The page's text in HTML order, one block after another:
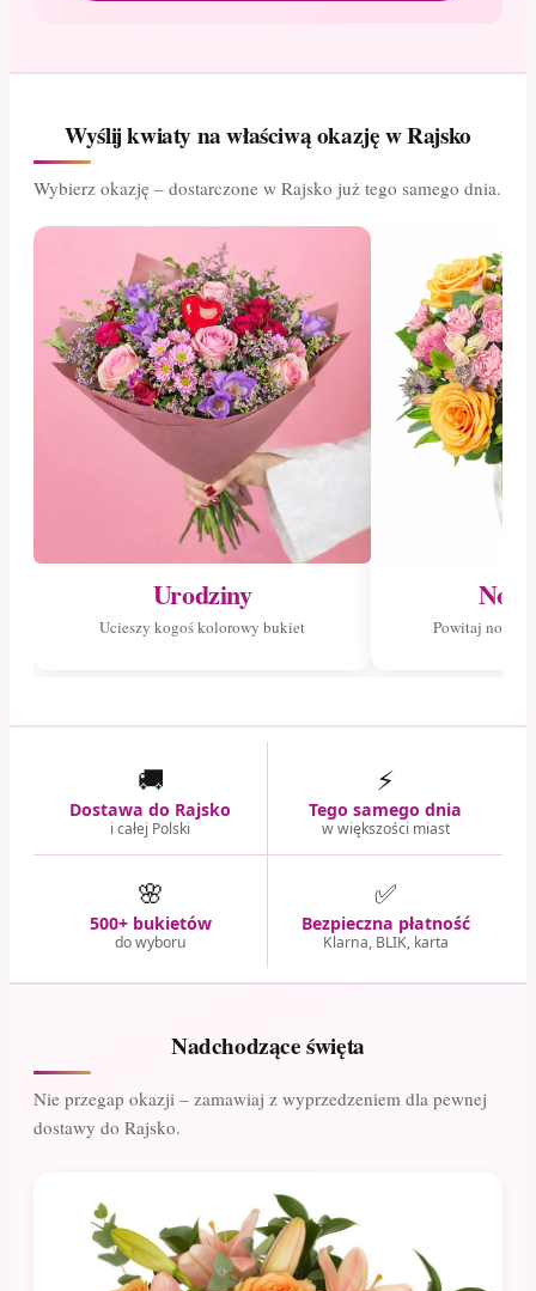
Wyślij kwiaty na właściwą okazję w Rajsko
Wybierz okazję – dostarczone w Rajsko już tego samego dnia.
Urodziny
Ucieszy kogoś kolorowy bukiet Powitaj
🚚
Dostawa do Rajsko
i całej Polski
⚡
Tego samego dnia
w większości miast
🌸
500+ bukietów
do wyboru
✅
Bezpieczna płatność
Klarna, BLIK, karta
Nadchodzące święta
Nie przegap okazji – zamawiaj z wyprzedzeniem dla pewnej
dostawy do Rajsko.